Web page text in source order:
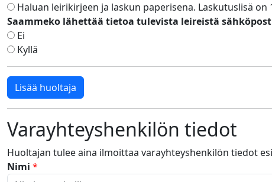
Haluan leirikirjeen ja laskun paperisena. Laskutuslisä on
Saammeko lähettää tietoa tulevista leireistä
Ei
Kyllä
Lisää huoltaja
Varayhteyshenkilön tiedot
Huoltajan tulee aina ilmoittaa varayhteyshenkilön tiedot
Nimi *